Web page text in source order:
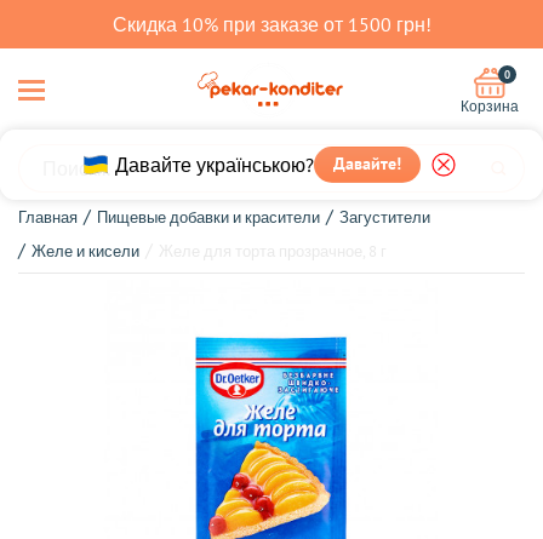
Скидка 10% при заказе от 1500 грн!
Давайте українською? Давайте!
0
Корзина
Главная Пищевые добавки и красители
Загустители
Желе и кисели